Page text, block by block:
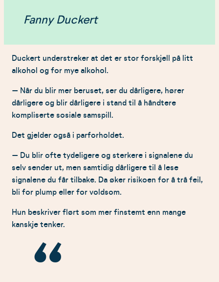
Fanny Duckert
Duckert understreker at det er stor forskjell på litt
alkohol og for mye alkohol.
– Når du blir mer beruset, ser du dårligere, hører
dårligere og blir dårligere i stand til å håndtere
kompliserte sosiale samspill.
Det gjelder også i parforholdet.
– Du blir ofte tydeligere og sterkere i signalene du
selv sender ut, men samtidig dårligere til å lese
signalene du får tilbake. Da øker risikoen for å trå feil,
bli for plump eller for voldsom.
Hun beskriver flørt som mer finstemt enn mange
kanskje tenker.